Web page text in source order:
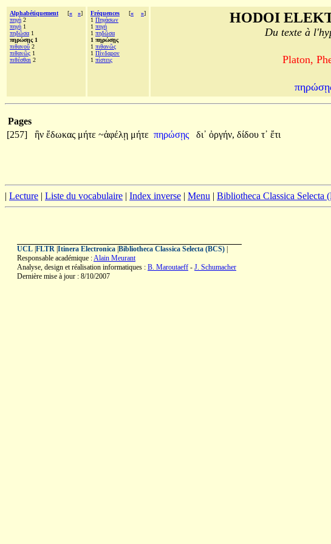
Alphabétiquement [« »]
πηγὴ 2
πηγή 1
πηδῶσα 1
πηρώσῃς 1
πιθανοῦ 2
πιθανῶς 1
πιθέσθαι 2
Fréquences [« »]
1 Πηγάσων
1 πηγή
1 πηδῶσα
1 πηρώσῃς
1 πιθανῶς
1 Πίνδαρον
1 πίστεις
HODOI
Du texte à
Platon,
Pages
[257]
ἣν ἔδωκας μήτε ~ἀφέλῃ μήτε πηρώσῃς δι᾽ ὀργήν, δίδου τ᾽ ἔτι
| Lecture | Liste du vocabulaire | Index inverse | Menu | Bibliotheca Classica Selecta
UCL FLTR Itinera Electronica Bibliotheca Classica Selecta (BCS)
Responsable académique :Alain Meurant
Analyse, design et réalisation informatiques : B. Maroutaeff - J. Schumacher
Dernière mise à jour : 8/10/2007